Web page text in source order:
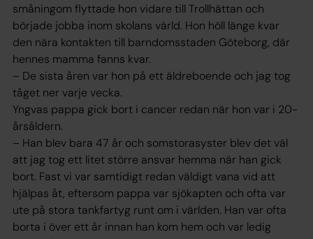
småningom flyttade hon vidare till Trollhättan och
började jobba inom skolans värld. Hon höll länge kvar
den nära kontakten till barndomsstaden Göteborg, där
hennes mamma fanns kvar.
– De sista åren var hon på ett äldreboende och jag tog
tåget ner varje vecka.
Yngvas pappa gick bort i cancer redan när hon var i 20-
årsåldern.
– Han blev bara 47 år och somstorasyster blev det väl
att jag tog ett litet större ansvar hemma när han gick
bort. Fast vi var samtidigt redan väldigt vana vid att
hjälpas åt, eftersom pappa var sjökapten och ofta var
ute på stora tankfartyg runt om i världen. Han var ofta
borta i över ett år innan han kom hem och var ledig